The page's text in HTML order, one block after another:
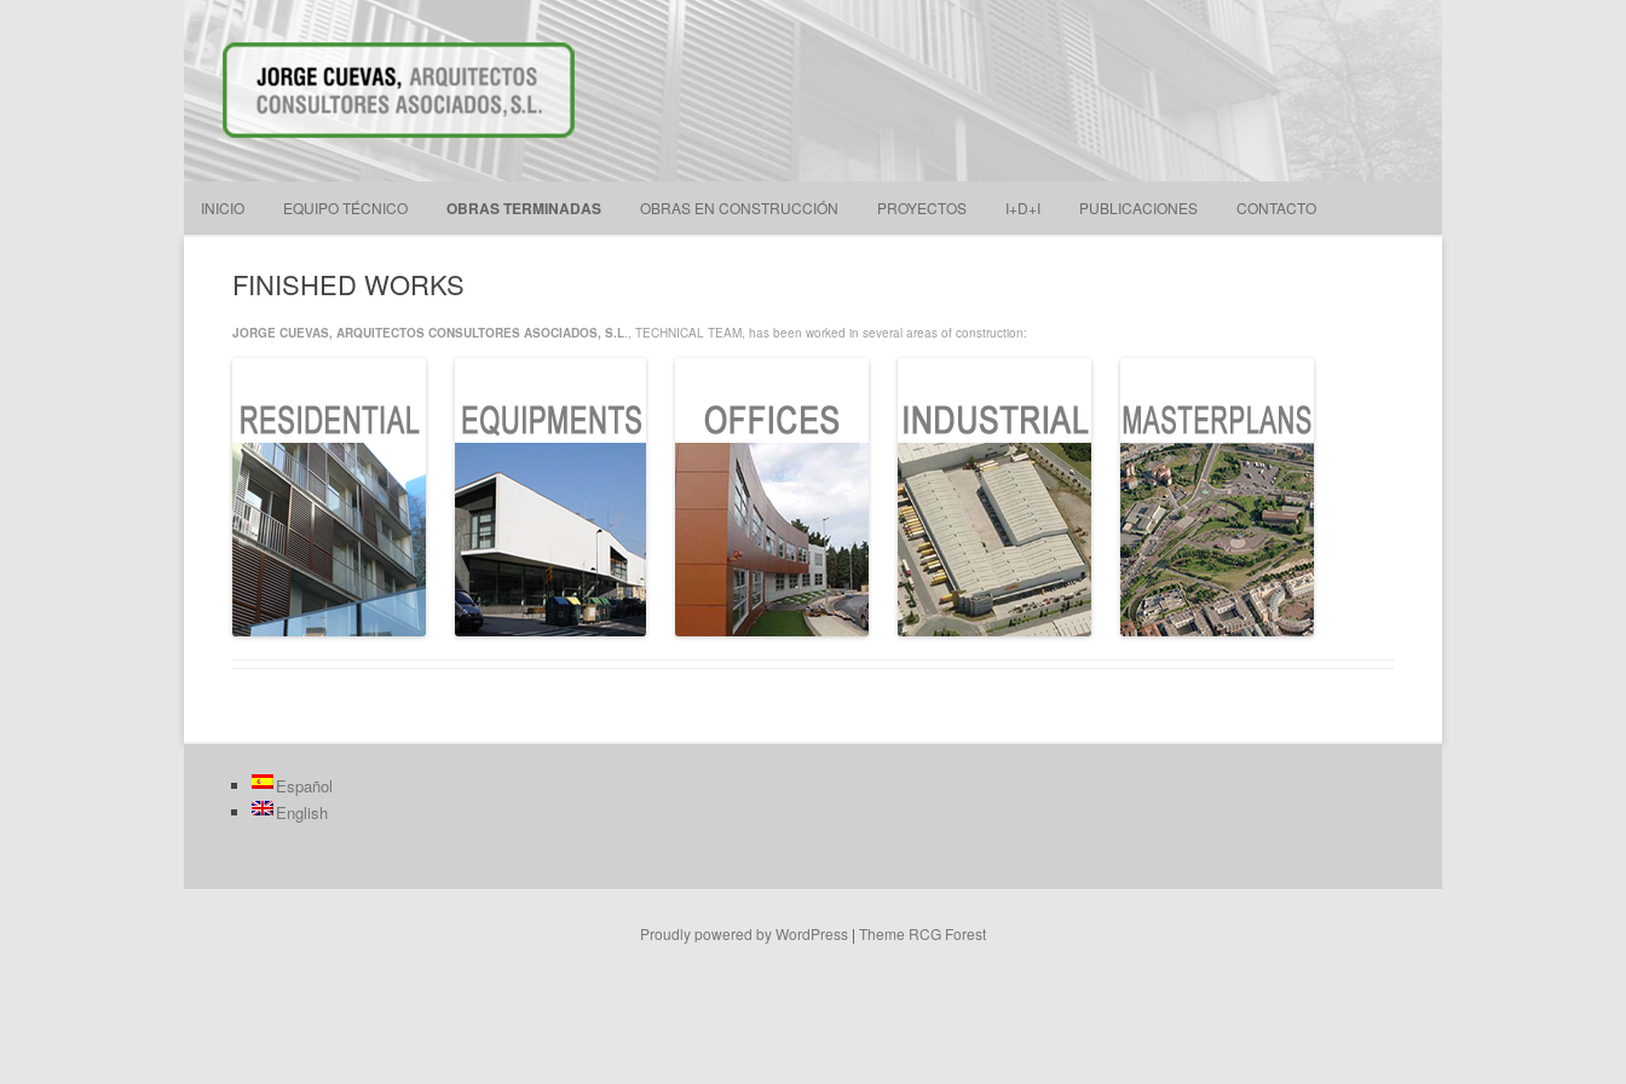
JORGE CUEVAS ARQUITECTOS CONSULTORES ASOCIADOS, S.L.
INICIO EQUIPO TÉCNICO OBRAS TERMINADAS OBRAS EN CONSTRUCCIÓN PROYECTOS I+D+I PUBLICACIONES CONTACTO
FINISHED WORKS
JORGE CUEVAS, ARQUITECTOS CONSULTORES ASOCIADOS, S.L., TECHNICAL TEAM, has been worked in several areas of construction:
Español
English
Proudly powered by WordPress | Theme RCG Forest